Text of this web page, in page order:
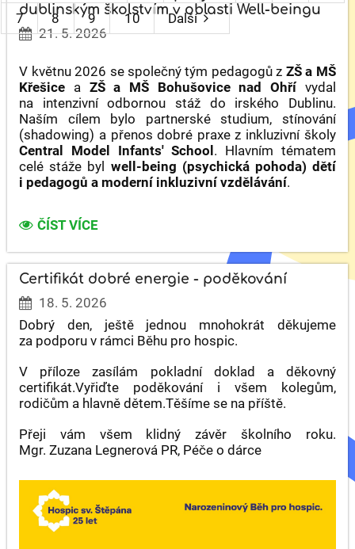
dublinským školstvím v oblasti Well-beingu
21. 5. 2026
V květnu 2026 se společný tým pedagogů z ZŠ a MŠ
Křešice a ZŠ a MŠ Bohušovice nad Ohřívydal
na intenzivní odbornou stáž do irského Dublinu.
Naším cílem bylo partnerské studium, stínování
(shadowing) a přenos dobré praxe z inkluzivní školy
Central Model Infants' School. Hlavním tématem
celé stáže byl well-being (psychická pohoda) dětí
i pedagogů a moderní inkluzivní vzdělávání.
NAŠE
V
IRSKU:
INSPIRUJEME
SE
DUBLINSKÝM
ŠKOLSTVÍM
V
OBLASTI
WELL-
BEINGU:
ČÍST VÍCE
Certifikát dobré energie - poděkování
18. 5. 2026
Dobrý den, ještě jednou mnohokrát děkujeme
za podporu v rámci Běhu pro hospic.
V příloze zasílám pokladní doklad a děkovný
certifikát.Vyřiďte poděkování i všem kolegům,
rodičům a hlavně dětem.Těšíme se na příště.
Přeji vám všem klidný závěr školního roku.
Mgr. Zuzana Legnerová PR, Péče o dárce
7
8 9 10 Další